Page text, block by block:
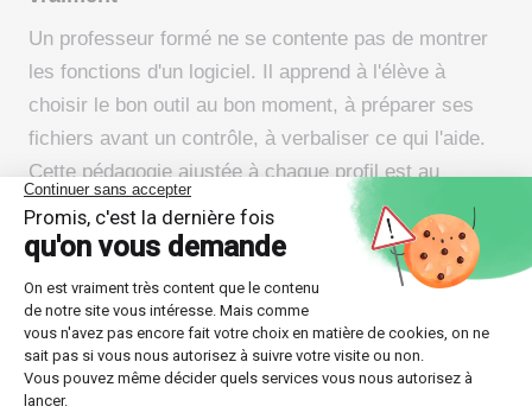
Un professeur formé ne se contente pas de montrer
les fonctions d'un logiciel. Il apprend à l'élève à
choisir le bon outil au bon moment, à préparer ses
fichiers avant un contrôle, à verbaliser ce qui l'aide.
Cette pédagogie ajustée à chaque profil est au
fondement de notre approche des
cours particuliers
adaptés à tous les profils d'élèves
Les limites à connaître avant d'équiper
votre enfant
Une technologie d'assistance ne produit d'effet que si